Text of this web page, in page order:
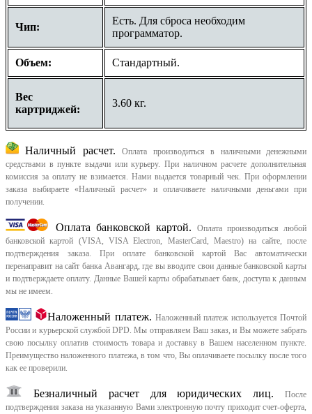
Чип:
Есть. Для сброса необходим
программатор.
Объем: Стандартный.
Вес
картриджей:
3.60 кг.
Наличный расчет.
Оплата производиться в наличными денежными
средствами в пункте выдачи или курьеру. При наличном расчете дополнительная
комиссия за оплату не взимается. Нами выдается товарный чек. При оформлении
заказа выбираете «Наличный расчет» и оплачиваете наличными деньгами при
получении.
Оплата банковской картой.
Оплата производиться любой
банковской картой (VISA, VISA Electron, MasterCard, Maestro) на сайте, после
подтверждения заказа. При оплате банковской картой Вас автоматически
перенаправит на сайт банка Авангард, где вы вводите свои данные банковской карты
и подтверждаете оплату. Данные Вашей карты обрабатывает банк, доступа к данным
мы не имеем.
Наложенный платеж. Наложенный платеж используется Почтой
России и курьерской службой DPD. Мы отправляем Ваш заказ, и Вы можете забрать
свою посылку оплатив стоимость товара и доставку в Вашем населенном пункте.
Преимущество наложенного платежа, в том что, Вы оплачиваете посылку после того
как ее проверили.
Безналичный расчет для юридических лиц.
После
подтверждения заказа на указанную Вами электронную почту приходит счет-оферта,